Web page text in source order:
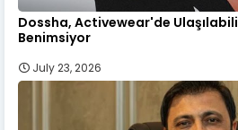
Dossha, Activewear'de Ulaşılabilir
Benimsiyor
July 23, 2026